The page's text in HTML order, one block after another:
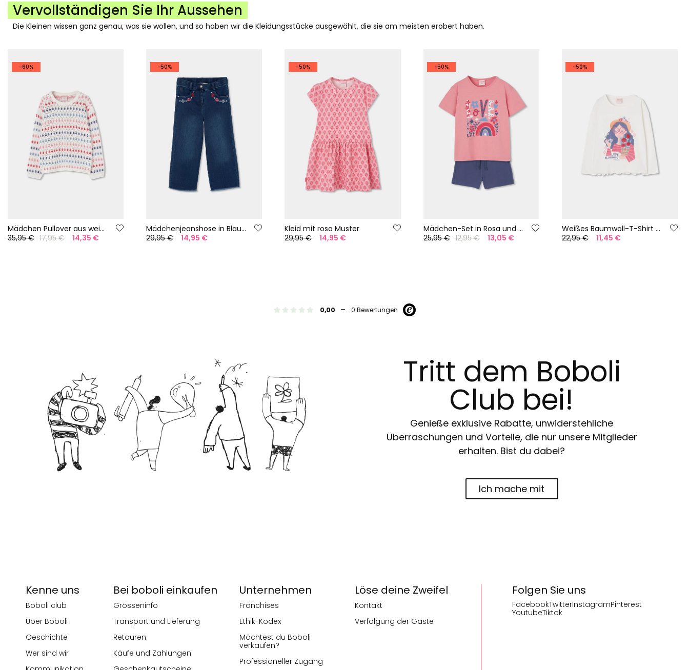
Vervollständigen Sie Ihr Aussehen
Die Kleinen wissen ganz genau, was sie wollen, und so haben wir die Kleidungsstücke ausgewählt, die sie am meisten erobert haben.
-60%
Mädchen Pullover aus weißer Baumwolle
35,95 € 17,95 € 14,35 €
-50%
Mädchenjeanshose in Blau Denim
29,95 €
14,95 €
-50%
Kleid mit rosa Muster
29,95 €
14,95 €
-50%
Mädchen-Set in Rosa und Blau
25,95 € 12,95 € 13,05 €
-50%
Weißes Baumwoll-T-Shirt für Mädchen
22,95 €
11,45 €
0,00 - 0 Bewertungen
Tritt dem Boboli
Club bei!
Genieße exklusive Rabatte, unwiderstehliche
Überraschungen und Vorteile, die nur unsere Mitglieder
erhalten. Bist du dabei?
Ich mache mit
Folgen Sie uns
FacebookTwitterInstagramPinterest
YoutubeTiktok
Kenne uns
Boboli club
Über Boboli
Geschichte
Wer sind wir
Bei boboli einkaufen
Grösseninfo
Transport und Lieferung
Retouren
Käufe und Zahlungen
Unternehmen
Franchises
Ethik-Kodex
Möchtest du Boboli
verkaufen?
Professioneller Zugang
Löse deine Zweifel
Kontakt
Verfolgung der Gäste